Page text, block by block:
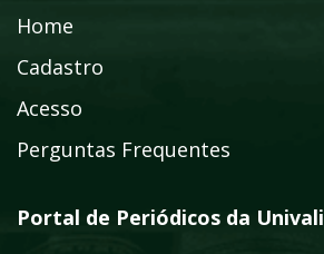
Home
Cadastro
Acesso
Perguntas Frequentes
Portal de Periódicos da Univali